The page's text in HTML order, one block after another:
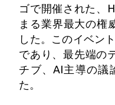
ゴで開催された、
まる業界最大の権
した。このイベン
であり、最先端の
チブ、AI主導の議
た。